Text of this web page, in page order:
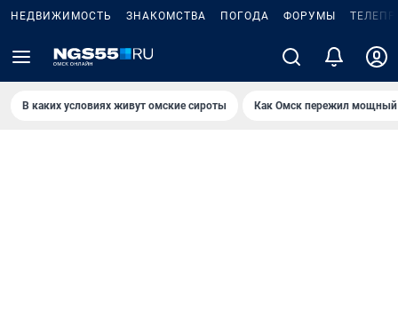
НЕДВИЖИМОСТЬ ЗНАКОМСТВА ПОГОДА ФОРУМЫ
В каких условиях живут омские сироты Как Омск пережил мощный